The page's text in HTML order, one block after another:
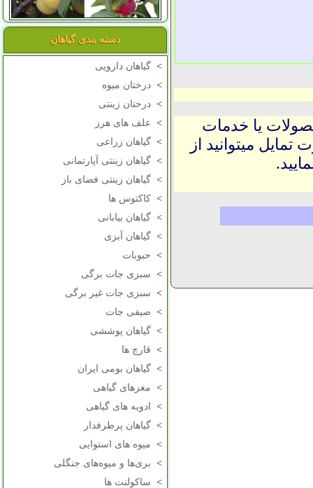
دسته بندی گیاهان
> گیاهان دارویی
> درختان میوه
> درختان زینتی
> علف های هرز
> گیاهان زراعی
> گیاهان زینتی آپارتمانی
> گیاهان زینتی فضای باز
> کاکتوس ها
> گیاهان بیابانی
> گیاهان آبزی
> حبوبات
> سبزی جات برگی
> سبزی جات غیر برگی
> صیفی جات
> گیاهان پوششی
> قارچ ها
> گیاهان بومی ایران
> مغزهای گیاهی
>
ادویه های گیاهی
> گیاهان پرطرفدار
> میوه های استوایی
> بری‌ها و میوه‌های جنگلی
> ساکولنت ها
یا خدمات
میتوانید از